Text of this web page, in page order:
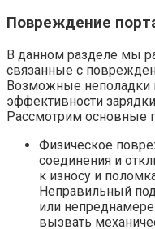
Повреждение
В данном разделе мы
связанные с
Возможные неполадки
эффективности
Рассмотрим основные
Физическое
соединения и
к износу и
Неправильный
или
вызвать